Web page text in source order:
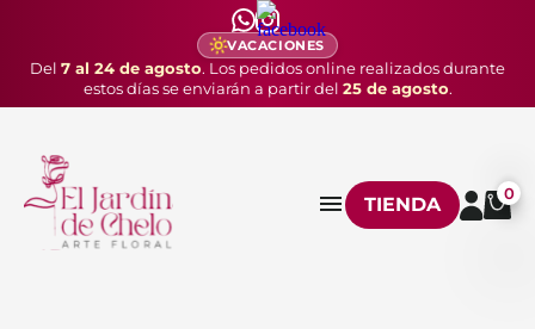
VACACIONES
Del 7 al 24 de agosto. Los pedidos online realizados durante
estos días se enviarán a partir del 25 de agosto.
TIENDA 0